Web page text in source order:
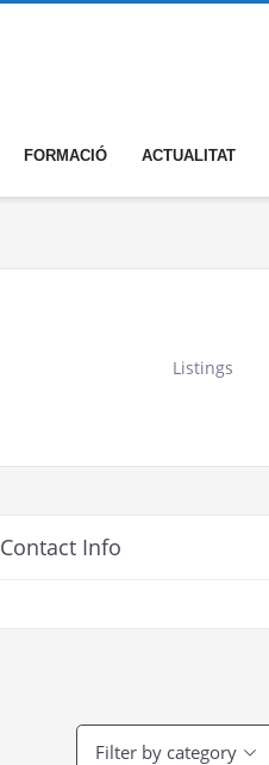
FORMACIÓ ACTUALITAT
Listings
Contact Info
Filter by category